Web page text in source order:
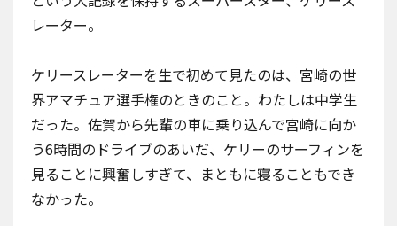
レーター。
ケリースレーターを生で初めて見たのは、宮崎の世
界アマチュア選手権のときのこと。わたしは中学生
だった。佐賀から先輩の車に乗り込んで宮崎に向か
う6時間のドライブのあいだ、ケリーのサーフィンを
見ることに興奮しすぎて、まともに寝ることもでき
なかった。